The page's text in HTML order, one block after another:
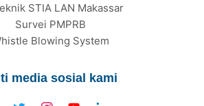
STIA LAN Makassar
Survei PMPRB
Blowing System
media sosial kami